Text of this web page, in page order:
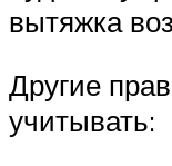
вытяжка
Другие
учитывать: